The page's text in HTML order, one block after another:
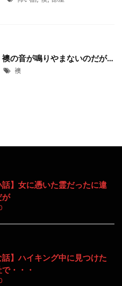
襖の音が鳴りやまないのだが…
襖
話】女に憑いた霊だったに違
が
話】ハイキング中に見つけた
・・・